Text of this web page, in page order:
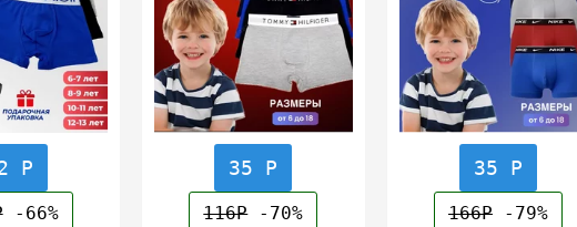
Р
-66%
35 Р
116Р-70%
35 Р
166Р-79%